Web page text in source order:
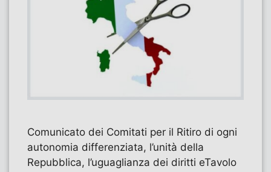
Comunicato dei Comitati per il Ritiro di ogni
autonomia differenziata, l’unità della
Repubblica, l’uguaglianza dei diritti eTavolo